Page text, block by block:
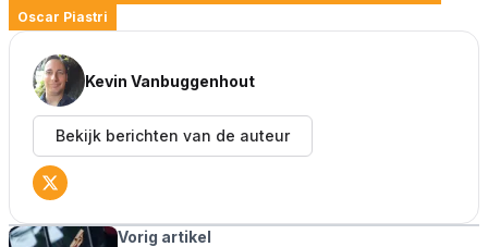
Oscar Piastri
Kevin Vanbuggenhout
Bekijk berichten van de auteur
Vorig artikel